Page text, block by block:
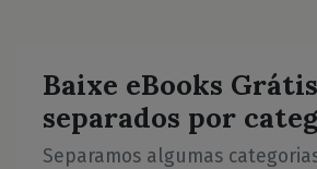
Baixe eBooks Grátis
separados por
Separamos algumas